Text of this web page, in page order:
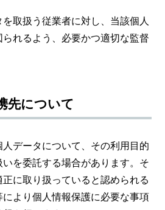
取扱う従業者に対し、当該個人
れるよう、必要かつ適切な監督
先について
データについて、その利用目的
を委託する場合があります。そ
に取り扱っていると認められる
により個人情報保護に必要な事項